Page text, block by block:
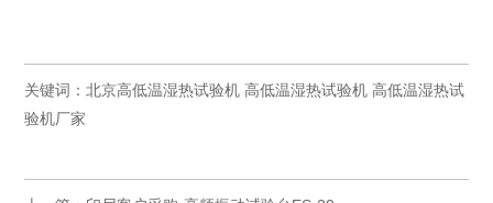
关键词： 北京高低温湿热试验机 高低温湿热试验机 高低温湿热试
验机厂家